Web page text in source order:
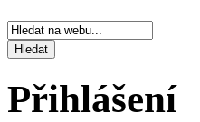
Přihlášení